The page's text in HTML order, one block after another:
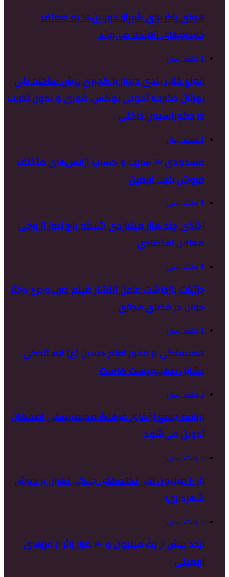
هوای پاک برای شیراز؛ دوربین‌ها به مصاف
خودروهای آلاینده می‌روند
1 هفته پیش
انواع قاب بندی دیوار با گچبری پیش ساخته پلی
یورتان دکارت؛ تحولی لوکس، فوری و بدون تخریب
در دکوراسیون داخلی
1 هفته پیش
مسدودی ۳ سایت و حساب آژانس‌های متخلف
فروش بلیت اربعین
1 هفته پیش
اخاذی چند هزار میلیاردی شبکه باج نیوز از برخی
فعالان اقتصادی
1 هفته پیش
جزئیات بازداشت عامل انتشار فیلم ضرب‌وجرح دختر
جوان در فضای مجازی
1 هفته پیش
همبستگی بر محور امام حسین (ع) ایستادگی
مقابل صهیونیست هاست
2 هفته پیش
برنامه جامع ارتقای فرهنگ محیط‌زیستی اصفهان
تدوین می‌شود
2 هفته پیش
بارِ ۱۰ میلیون تنیِ نخاله‌های جنگی تهران بر دوشِ
شهرداری!
2 هفته پیش
تردد بیش از یک میلیون و ۲۰۰ هزار زائر از مرزهای
اربعینی